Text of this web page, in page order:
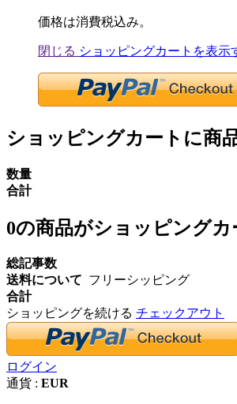
価格は消費税込み。
閉じる ショッピングカートを表示
ショッピングカートに商
数量
合計
0の商品がショッピングカ
総記事数
送料について フリーシッピング
合計
ショッピングを続ける チェックアウト
ログイン
通貨 : EUR